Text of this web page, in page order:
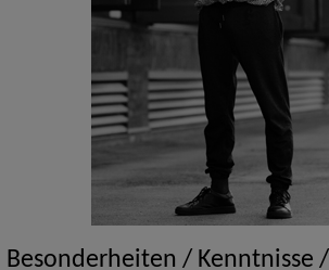
Besonderheiten / Kenntnisse /